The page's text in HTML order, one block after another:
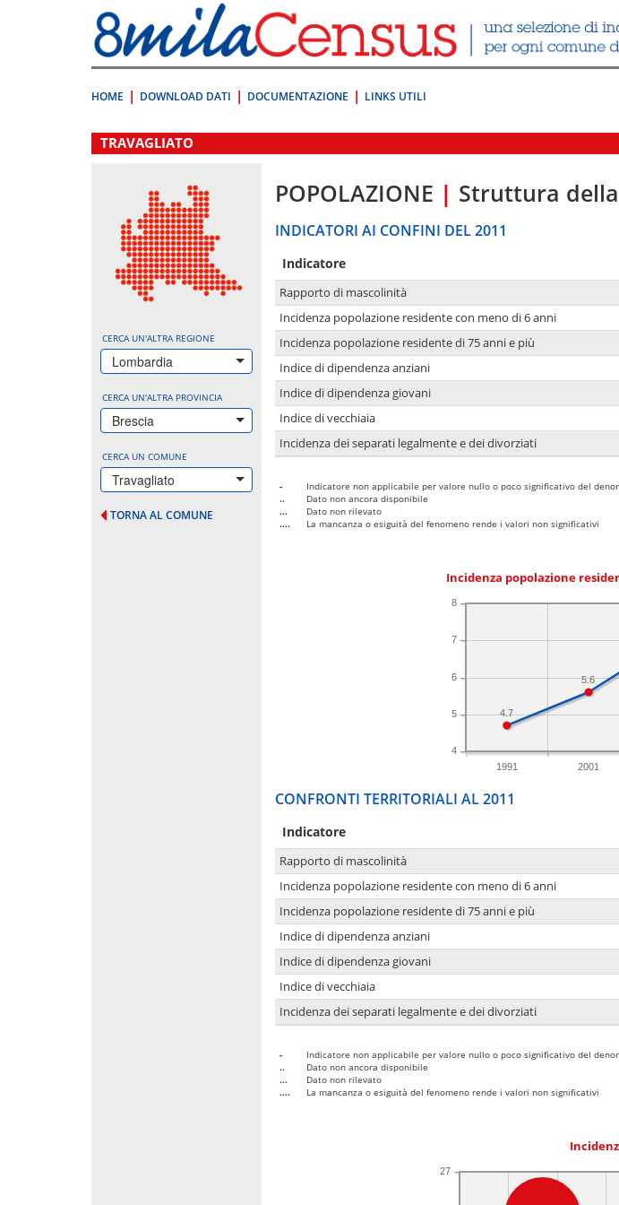
direttamente
a:
Contenuto
HOME DOWNLOAD DATI DOCUMENTAZIONE LINKS UTILI
.
TRAVAGLIATO
CERCA UN'ALTRA REGIONE
Lombardia
CERCA UN'ALTRA PROVINCIA
Brescia
CERCA UN COMUNE
Travagliato
TORNA AL COMUNE
POPOLAZIONE | Struttura
INDICATORI AI CONFINI DEL 2011
Indicatore
Rapporto di mascolinità
Incidenza popolazione residente con meno di 6 anni
Incidenza popolazione residente di 75 anni e più
Indice di dipendenza anziani
Indice di dipendenza giovani
Indice di vecchiaia
Incidenza dei separati legalmente e dei divorziati
-
Indicatore non applicabile per valore nullo o poco significativo del
..
Dato non ancora disponibile
...
Dato non rilevato
....
La mancanza o esiguità del fenomeno rende i valori non significativi
Incidenza popolazione
1991 2001
4
5
6
7
8
5.6
4.7
CONFRONTI TERRITORIALI AL 2011
Indicatore
Rapporto di mascolinità
Incidenza popolazione residente con meno di 6 anni
Incidenza popolazione residente di 75 anni e più
Indice di dipendenza anziani
Indice di dipendenza giovani
Indice di vecchiaia
Incidenza dei separati legalmente e dei divorziati
-
Indicatore non applicabile per valore nullo o poco significativo del
..
Dato non ancora disponibile
...
Dato non rilevato
....
La mancanza o esiguità del fenomeno rende i valori non significativi
27